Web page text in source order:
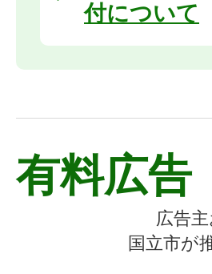
付について
有料広告
広告
国立市が